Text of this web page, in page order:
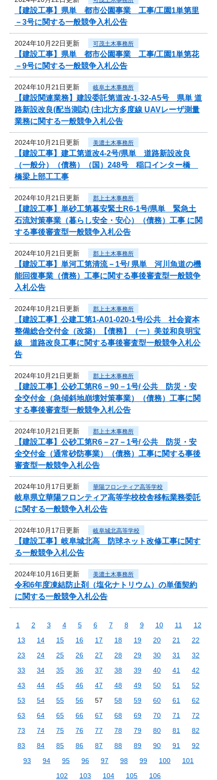
【建設工事】県単 都市公園事業 工事/工園1単第里
－3号に関する一般競争入札公告
2024年10月22日更新 可茂土木事務所
【建設工事】県単 都市公園事業 工事/工園1単第花
－9号に関する一般競争入札公告
2024年10月21日更新 岐阜土木事務所
【建設関連業務】建設委託第道改-1-32-A5号 県単 道
路新設改良(配当測試) (主)北方多度線 UAVレーザ測量
業務に関する一般競争入札公告
2024年10月21日更新 美濃土木事務所
【建設工事】建工第道改4-2号/県単 道路新設改良
（一般分）（債務）（国）248号 稲口インター橋
橋梁上部工工事
2024年10月21日更新 郡上土木事務所
【建設工事】単砂工第暮安緊土R6-1号/県単 緊急土
石流対策事業（暮らし安全・安心）（債務）工事 に関
する事後審査型一般競争入札公告
2024年10月21日更新 郡上土木事務所
【建設工事】単河工第清流－1号/ 県単 河川魚道の機
能回復事業（債務）工事に関する事後審査型一般競争
入札公告
2024年10月21日更新 郡上土木事務所
【建設工事】公建工第1-A01-020-1号/公共 社会資本
整備総合交付金（改築）【債務】（一）美並和良明宝
線 道路改良工事に関する事後審査型一般競争入札公
告
2024年10月21日更新 郡上土木事務所
【建設工事】公砂工第R6－90－1号/ 公共 防災・安
全交付金（急傾斜地崩壊対策事業）（債務）工事に関
する事後審査型一般競争入札公告
2024年10月21日更新 郡上土木事務所
【建設工事】公砂工第R6－27－1号/ 公共 防災・安
全交付金（通常砂防事業）（債務）工事に関する事後
審査型一般競争入札公告
2024年10月17日更新 華陽フロンティア高等学校
岐阜県立華陽フロンティア高等学校校舎移転業務委託
に関する一般競争入札公告
2024年10月17日更新 岐阜城北高等学校
【建設工事】岐阜城北高 防球ネット改修工事に関す
る一般競争入札公告
2024年10月16日更新 美濃土木事務所
令和6年度凍結防止剤（塩化ナトリウム）の単価契約
に関する一般競争入札公告
1 2 3 4 5 6 7 8 9 10 11
12
13
14 15 16 17 18 19 20 21
22
23
24 25 26 27 28 29 30 31
32
33
34 35 36 37 38 39 40 41
42
43
44 45 46 47 48 49 50 51
52
53
54 55 56 57 58 59 60 61
62
63
64 65 66 67 68 69 70 71
72
73
74 75 76 77 78 79 80 81
82
83
84 85 86 87 88 89 90 91
92
93
94 95 96 97 98 99 100
101
102
103 104 105 106